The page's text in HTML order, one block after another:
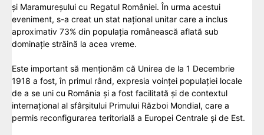
și Maramureșului cu Regatul României. În urma acestui
eveniment, s-a creat un stat național unitar care a inclus
aproximativ 73% din populația românească aflată sub
dominație străină la acea vreme.
Este important să menționăm că Unirea de la 1 Decembrie
1918 a fost, în primul rând, expresia voinței populației locale
de a se uni cu România și a fost facilitată și de contextul
internațional al sfârșitului Primului Război Mondial, care a
permis reconfigurarea teritorială a Europei Centrale și de Est.